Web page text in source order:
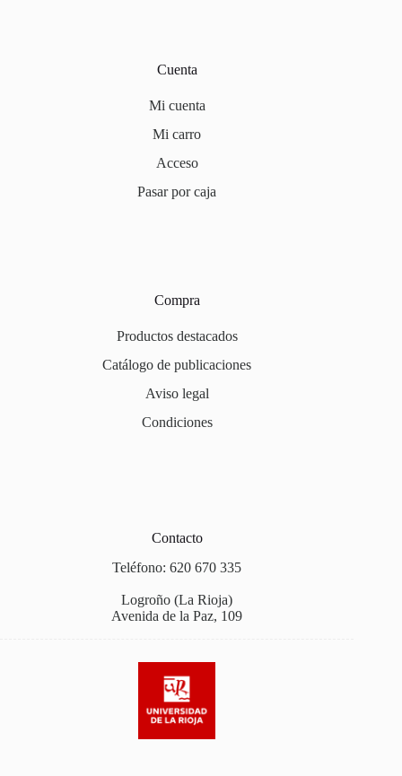
Cuenta
Mi cuenta
Mi carro
Acceso
Pasar por caja
Compra
Productos destacados
Catálogo de publicaciones
Aviso legal
Condiciones
Contacto
Teléfono: 620 670 335
Logroño (La Rioja)
Avenida de la Paz, 109